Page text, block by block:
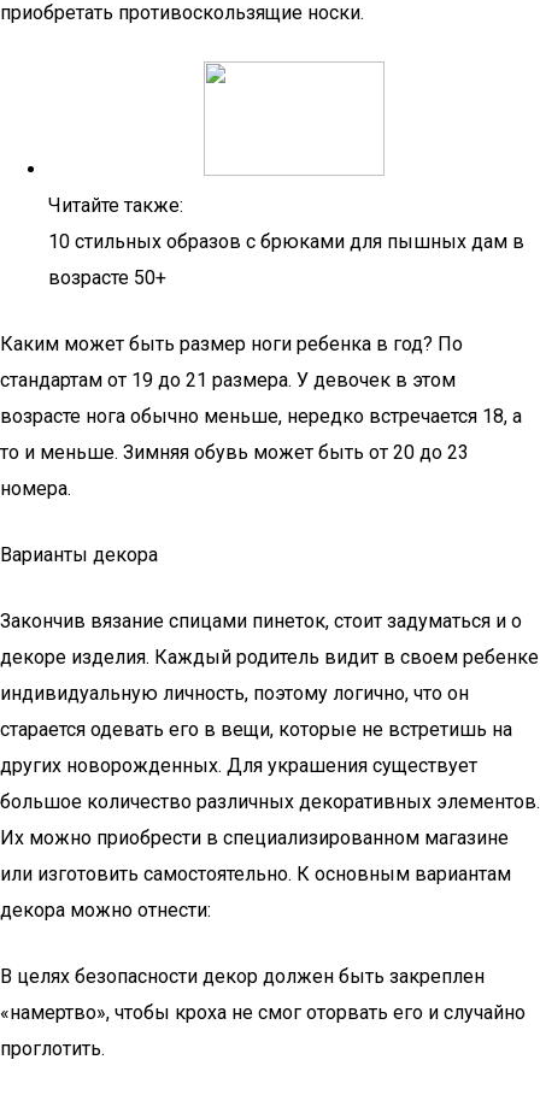
приобретать противоскользящие носки.
Читайте также:
10 стильных образов с брюками для пышных дам в
возрасте 50+
Каким может быть размер ноги ребенка в год? По
стандартам от 19 до 21 размера. У девочек в этом
возрасте нога обычно меньше, нередко встречается 18, а
то и меньше. Зимняя обувь может быть от 20 до 23
номера.
Варианты декора
Закончив вязание спицами пинеток, стоит задуматься и о
декоре изделия. Каждый родитель видит в своем ребенке
индивидуальную личность, поэтому логично, что он
старается одевать его в вещи, которые не встретишь на
других новорожденных. Для украшения существует
большое количество различных декоративных элементов.
Их можно приобрести в специализированном магазине
или изготовить самостоятельно. К основным вариантам
декора можно отнести:
В целях безопасности декор должен быть закреплен
«намертво», чтобы кроха не смог оторвать его и случайно
проглотить.